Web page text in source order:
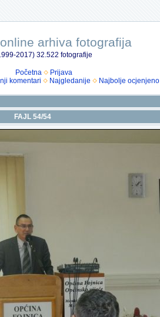
arhiva fotografija
2017) 32.522 fotografije
Početna
Prijava
komentari Najgledanije Najbolje ocjenjeno
FAJL 54/54